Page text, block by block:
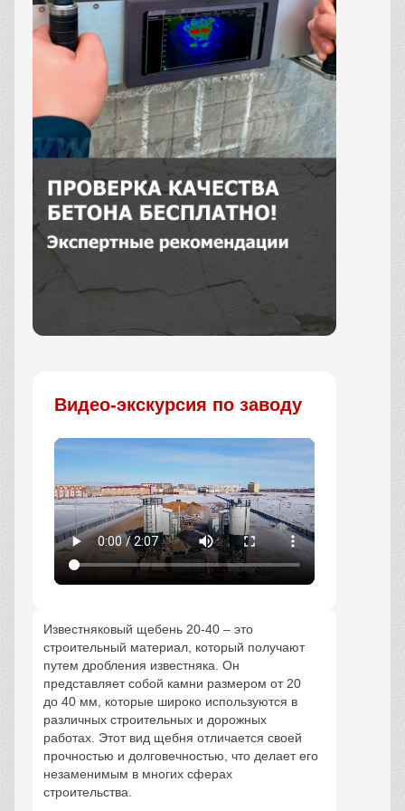
Видео-экскурсия по заводу
Известняковый щебень 20-40 – это
строительный материал, который получают
путем дробления известняка. Он
представляет собой камни размером от 20
до 40 мм, которые широко используются в
различных строительных и дорожных
работах. Этот вид щебня отличается своей
прочностью и долговечностью, что делает его
незаменимым в многих сферах
строительства.